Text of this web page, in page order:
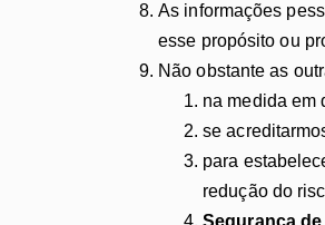
As informações
esse propósito ou
Não obstante as
na medida em
se
para
redução do